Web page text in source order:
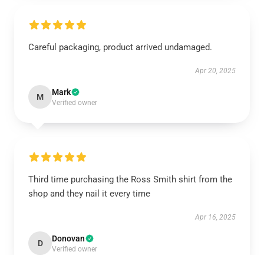
Careful packaging, product arrived undamaged.
Apr 20, 2025
M Mark
Verified owner
Third time purchasing the Ross Smith shirt from the
shop and they nail it every time
Apr 16, 2025
D Donovan
Verified owner